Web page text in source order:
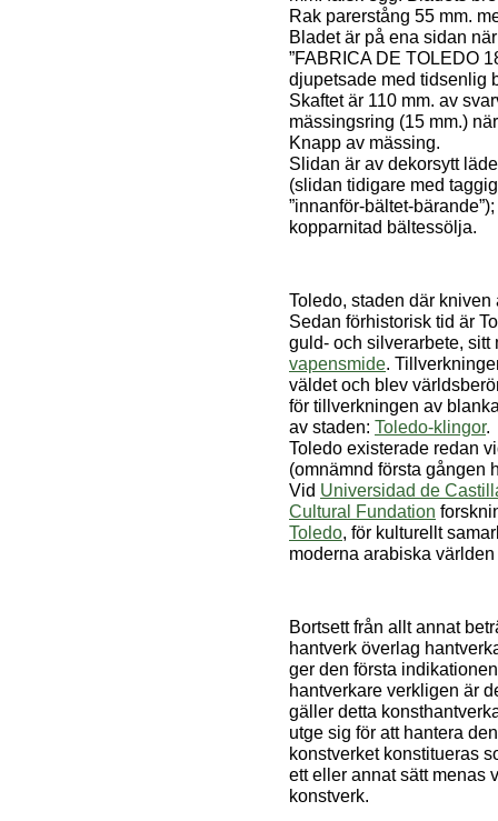
Rak parerstång 55 mm.
Bladet är på ena sidan
”FABRICA DE TOLEDO
djupetsade med tidsenlig
Skaftet är 110 mm. av
mässingsring (15 mm.)
Knapp av mässing.
Slidan är av dekorsytt
(slidan tidigare med
”innanför-bältet-
kopparnitad bältessölja.
Toledo, staden där
Sedan förhistorisk tid är
guld- och silverarbete, sitt
vapensmide.
väldet och blev
för tillverkningen av
av staden: Toledo-klingor.
Toledo existerade redan
(omnämnd första gången
Vid Universidad de
Cultural Fundation
Toledo, för kulturellt
moderna arabiska
Bortsett från allt annat
hantverk överlag
ger den första
hantverkare verkligen är
gäller detta
utge sig för att hantera
konstverket konstitueras
ett eller annat sätt menas
konstverk.